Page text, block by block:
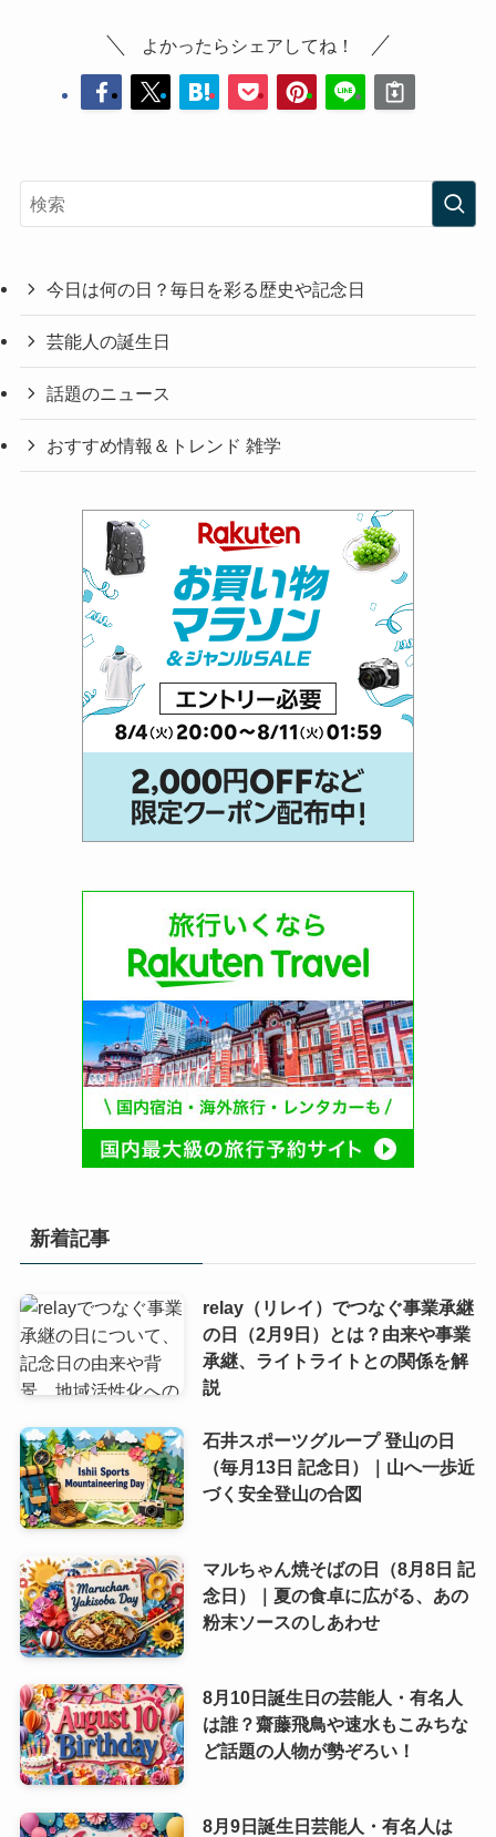
よかったらシェアしてね！
今日は何の日？毎日を彩る歴史や記念日
芸能人の誕生日
話題のニュース
おすすめ情報＆トレンド 雑学
新着記事
relay（リレイ）でつなぐ事業承継
の日（2月9日）とは？由来や事業
承継、ライトライトとの関係を解
説
石井スポーツグループ 登山の日
（毎月13日 記念日）｜山へ一歩近
づく安全登山の合図
マルちゃん焼そばの日（8月8日 記
念日）｜夏の食卓に広がる、あの
粉末ソースのしあわせ
8月10日誕生日の芸能人・有名人
は誰？齋藤飛鳥や速水もこみちな
ど話題の人物が勢ぞろい！
8月9日誕生日芸能人・有名人は